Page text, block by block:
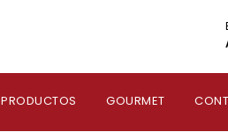
PRODUCTOS GOURMET